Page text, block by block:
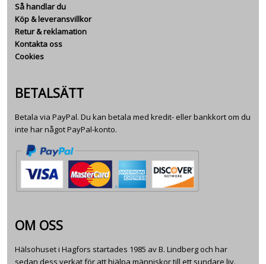
Så handlar du
Köp & leveransvillkor
Retur & reklamation
Kontakta oss
Cookies
BETALSÄTT
Betala via PayPal. Du kan betala med kredit- eller bankkort om du
inte har något PayPal-konto.
OM OSS
Hälsohuset i Hagfors startades 1985 av B. Lindberg och har
sedan dess verkat för att hjälpa människor till ett sundare liv.